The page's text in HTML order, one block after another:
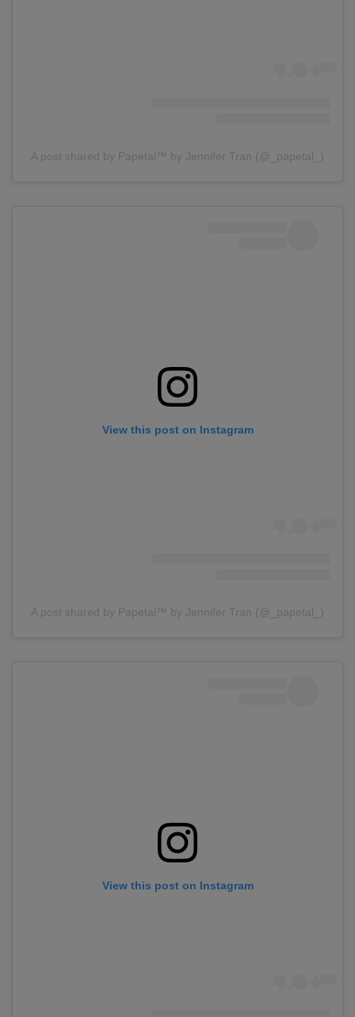
A post shared by Papetal™ by Jennifer Tran (@_papetal_)
View this post on Instagram
A post shared by Papetal™ by Jennifer Tran (@_papetal_)
View this post on Instagram